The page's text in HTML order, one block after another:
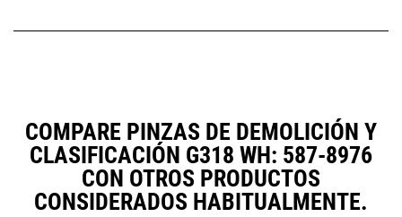
COMPARE PINZAS DE DEMOLICIÓN Y
CLASIFICACIÓN G318 WH: 587-8976
CON OTROS PRODUCTOS
CONSIDERADOS HABITUALMENTE.